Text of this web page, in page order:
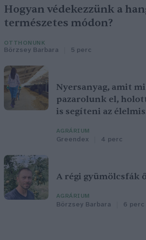
Hogyan védekezzünk a
természetes módon?
OTTHONUNK
Börzsey Barbara 5 perc
Nyersanyag, amit
pazarolunk el,
is segíteni az
AGRÁRIUM
Greendex 4 perc
A régi gyümölcsfák
AGRÁRIUM
Börzsey Barbara 6 perc